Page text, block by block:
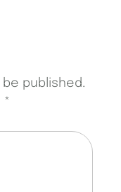
published.
*